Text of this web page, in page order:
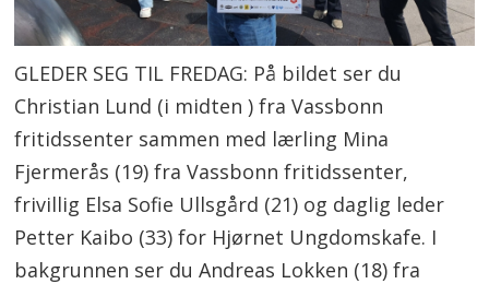
GLEDER SEG TIL FREDAG: På bildet ser du
Christian Lund (i midten ) fra Vassbonn
fritidssenter sammen med lærling Mina
Fjermerås (19) fra Vassbonn fritidssenter,
frivillig Elsa Sofie Ullsgård (21) og daglig leder
Petter Kaibo (33) for Hjørnet Ungdomskafe. I
bakgrunnen ser du Andreas Lokken (18) fra